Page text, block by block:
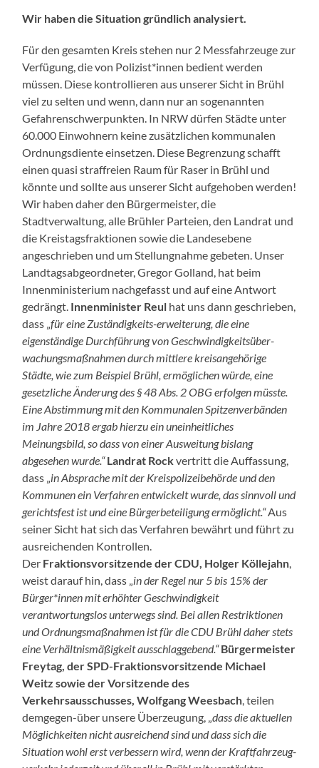
Wir haben die Situation gründlich analysiert.
Für den gesamten Kreis stehen nur 2 Messfahrzeuge zur
Verfügung, die von Polizist*innen bedient werden
müssen. Diese kontrollieren aus unserer Sicht in Brühl
viel zu selten und wenn, dann nur an sogenannten
Gefahrenschwerpunkten. In NRW dürfen Städte unter
60.000 Einwohnern keine zusätzlichen kommunalen
Ordnungsdiente einsetzen. Diese Begrenzung schafft
einen quasi straffreien Raum für Raser in Brühl und
könnte und sollte aus unserer Sicht aufgehoben werden!
Wir haben daher den Bürgermeister, die
Stadtverwaltung, alle Brühler Parteien, den Landrat und
die Kreistagsfraktionen sowie die Landesebene
angeschrieben und um Stellungnahme gebeten. Unser
Landtagsabgeordneter, Gregor Golland, hat beim
Innenministerium nachgefasst und auf eine Antwort
gedrängt. Innenminister Reul hat uns dann geschrieben,
dass „für eine Zuständigkeits-erweiterung, die eine
eigenständige Durchführung von Geschwindigkeitsüber-
wachungsmaßnahmen durch mittlere kreisangehörige
Städte, wie zum Beispiel Brühl, ermöglichen würde, eine
gesetzliche Änderung des § 48 Abs. 2 OBG erfolgen müsste.
Eine Abstimmung mit den Kommunalen Spitzenverbänden
im Jahre 2018 ergab hierzu ein uneinheitliches
Meinungsbild, so dass von einer Ausweitung bislang
abgesehen wurde.“Landrat Rockvertritt die Auffassung,
dass „in Absprache mit der Kreispolizeibehörde und den
Kommunen ein Verfahren entwickelt wurde, das sinnvoll und
gerichtsfest ist und eine Bürgerbeteiligung ermöglicht.“Aus
seiner Sicht hat sich das Verfahren bewährt und führt zu
ausreichenden Kontrollen.
Der Fraktionsvorsitzende der CDU, Holger Köllejahn,
weist darauf hin, dass „in der Regel nur 5 bis 15% der
Bürger*innen mit erhöhter Geschwindigkeit
verantwortungslos unterwegs sind. Bei allen Restriktionen
und Ordnungsmaßnahmen ist für die CDU Brühl daher stets
eine Verhältnismäßigkeit ausschlaggebend.“Bürgermeister
Freytag, der SPD-Fraktionsvorsitzende Michael
Weitz sowie der Vorsitzende des
Verkehrsausschusses, Wolfgang Weesbach, teilen
demgegen-über unsere Überzeugung, „dass die aktuellen
Möglichkeiten nicht ausreichend sind und dass sich die
Situation wohl erst verbessern wird, wenn der Kraftfahrzeug-